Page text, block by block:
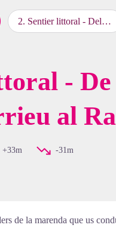
2. Sentier littoral - Del Racó a la Platja de l’Olla
-
al
+33m -31m
de la marenda que us